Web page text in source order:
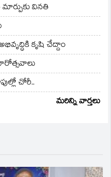
వినతి
కృషి చేద్దాం
చోరీ..
మరిన్ని వార్తలు